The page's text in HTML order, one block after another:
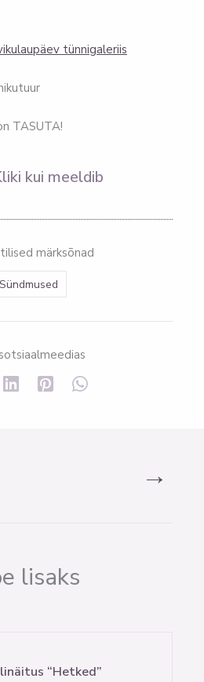
tünnigaleriis
TASUTA!
kui meeldib
märksõnad
Sündmused
→
lisaks
Maalinäitus “Hetked”